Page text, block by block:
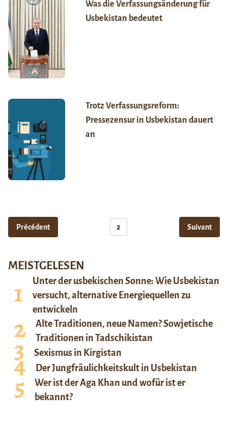
Was die Verfassungsänderung für
Usbekistan bedeutet
Trotz Verfassungsreform:
Pressezensur in Usbekistan dauert
an
Précédent 2 Suivant
MEISTGELESEN
Unter der usbekischen Sonne: Wie Usbekistan
versucht, alternative Energiequellen zu
entwickeln
Alte Traditionen, neue Namen? Sowjetische
Traditionen in Tadschikistan
Sexismus in Kirgistan
Der Jungfräulichkeitskult in Usbekistan
Wer ist der Aga Khan und wofür ist er
bekannt?